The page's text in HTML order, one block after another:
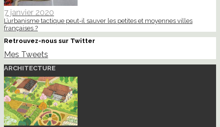
7 janvier 2020
L’urbanisme tactique peut-il sauver les petites et moyennes villes
françaises ?
Retrouvez-nous sur Twitter
Mes Tweets
ARCHITECTURE